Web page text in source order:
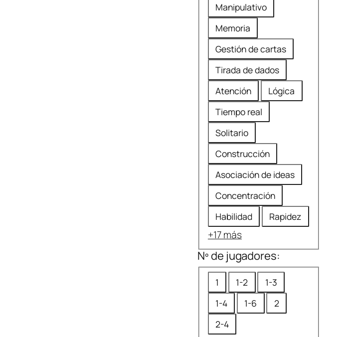
n
i
s
Manipulativo
Memoria
Gestión de cartas
Tirada de dados
Atención
Lógica
Tiempo real
Solitario
Construcción
Asociación de ideas
Concentración
Habilidad
Rapidez
+17 más
Nº de jugadores:
º
1 1-2
1-3
1-4
1-6
2
2-4